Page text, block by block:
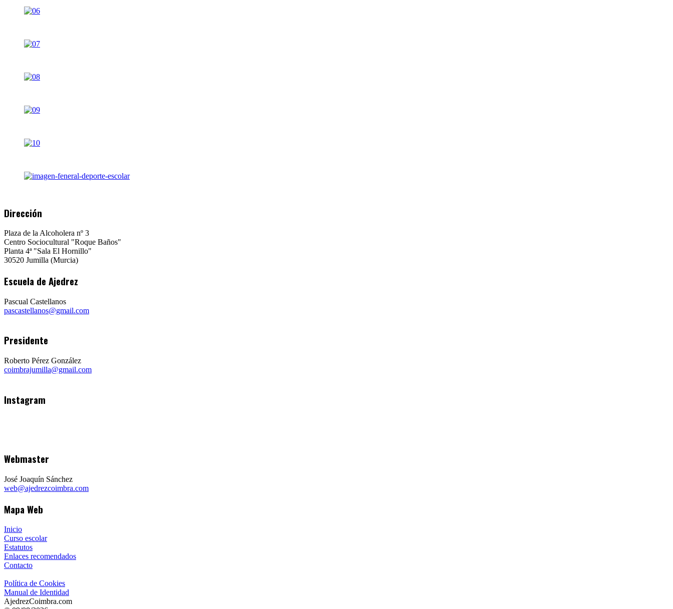
Dirección
Plaza de la Alcoholera nº 3
Centro Sociocultural "Roque Baños"
Planta 4ª "Sala El Hornillo"
30520 Jumilla (Murcia)
Escuela de Ajedrez
Pascual Castellanos
pascastellanos@gmail.com
Presidente
Roberto Pérez González
coimbrajumilla@gmail.com
Instagram
Webmaster
José Joaquín Sánchez
web@ajedrezcoimbra.com
Mapa Web
Inicio
Curso escolar
Estatutos
Enlaces recomendados
Contacto
Política de Cookies
Manual de Identidad
AjedrezCoimbra.com